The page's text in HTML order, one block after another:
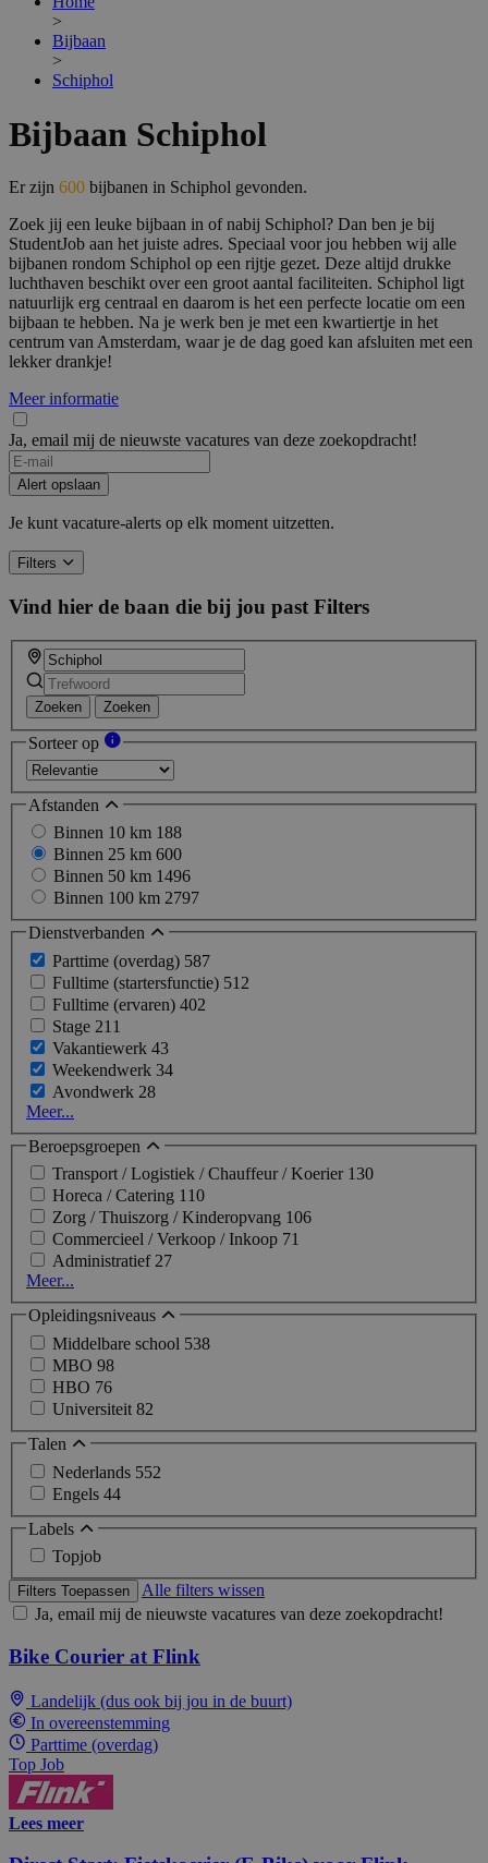
>
Bijbaan
>
Schiphol
Bijbaan Schiphol
Er zijn 600 bijbanen in Schiphol gevonden.
Zoek jij een leuke bijbaan in of nabij Schiphol? Dan ben je bij
StudentJob aan het juiste adres. Speciaal voor jou hebben wij alle
bijbanen rondom Schiphol op een rijtje gezet. Deze altijd drukke
luchthaven beschikt over een groot aantal faciliteiten. Schiphol ligt
natuurlijk erg centraal en daarom is het een perfecte locatie om een
bijbaan te hebben. Na je werk ben je met een kwartiertje in het
centrum van Amsterdam, waar je de dag goed kan afsluiten met een
lekker drankje!
Meer informatie
Ja, email mij de nieuwste vacatures van deze zoekopdracht!
Alert opslaan
Je kunt vacature-alerts op elk moment uitzetten.
Filters
Vind hier de baan die bij jou past Filters
Zoeken Zoeken
Sorteer op
Afstanden
Binnen 10 km 188
Binnen 25 km 600
Binnen 50 km 1496
Binnen 100 km 2797
Dienstverbanden
Parttime (overdag) 587
Fulltime (startersfunctie) 512
Fulltime (ervaren) 402
Stage 211
Vakantiewerk 43
Weekendwerk 34
Avondwerk 28
Meer...
Beroepsgroepen
Transport / Logistiek / Chauffeur / Koerier 130
Horeca / Catering 110
Zorg / Thuiszorg / Kinderopvang 106
Commercieel / Verkoop / Inkoop 71
Administratief27
Meer...
Opleidingsniveaus
Middelbare school 538
MBO 98
HBO 76
Universiteit 82
Talen
Nederlands 552
Engels 44
Labels
Topjob
Filters Toepassen
Alle filters wissen
Ja, email mij de nieuwste vacatures van deze zoekopdracht!
Bike Courier at Flink
Landelijk (dus ook bij jou in de buurt)
In overeenstemming
Parttime (overdag)
Top Job
Lees meer